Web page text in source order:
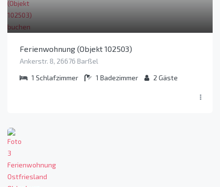
Ferienwohnung (Objekt 102503)
Ankerstr. 8, 26676 Barßel
1 Schlafzimmer 1 Badezimmer 2 Gäste